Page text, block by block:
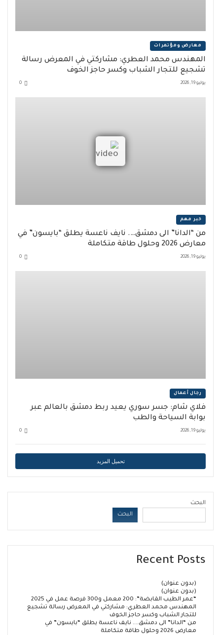
معارض ومؤتمرات
المهندس محمد العطري: مشاركتي في المعرض رسالة
تشجيع للتجار الشباب وكسر حاجز الخوف
يوليو 19, 2026 0
خبر مهم
من “الدانا” الى دمشق…. نايف ناعسة يطلق “بايسون” في
معارض 2026 وحلول طاقة متكاملة
يوليو 19, 2026 0
رجال أعمال
فلاي شام: جسر سوري يعيد ربط دمشق بالعالم عبر
بوابة السياحة والطب
يوليو 19, 2026 0
تحميل المزيد
البحث
البحث
Recent Posts
(بدون عنوان)
(بدون عنوان)
“عمر الطيب القابضة”: 200 معمل و300 فرصة عمل في 2025
المهندس محمد العطري: مشاركتي في المعرض رسالة تشجيع
للتجار الشباب وكسر حاجز الخوف
من “الدانا” الى دمشق…. نايف ناعسة يطلق “بايسون” في
معارض 2026 وحلول طاقة متكاملة